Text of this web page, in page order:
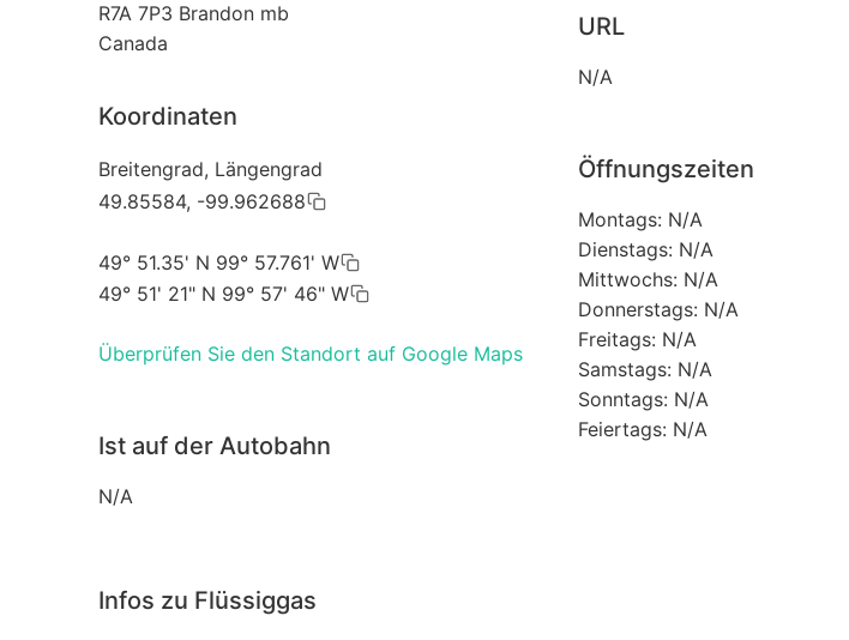
R7A 7P3 Brandon mb
Canada
Koordinaten
Breitengrad, Längengrad
49.85584, -99.962688
49° 51.35' N 99° 57.761' W
49° 51' 21" N 99° 57' 46" W
Überprüfen Sie den Standort auf Google Maps
Ist auf der Autobahn
N/A
URL
N/A
Öffnungszeiten
Montags: N/A
Dienstags: N/A
Mittwochs: N/A
Donnerstags: N/A
Freitags: N/A
Samstags: N/A
Sonntags: N/A
Feiertags: N/A
Infos zu Flüssiggas